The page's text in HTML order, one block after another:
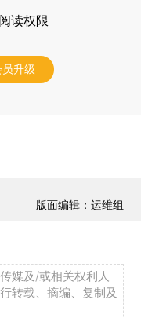
读权限
升级
版面编辑：运维组
媒及/或相关权利人
转载、摘编、复制及